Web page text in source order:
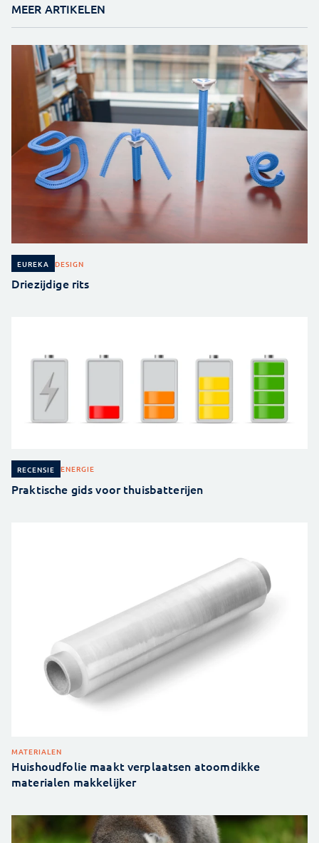
MEER ARTIKELEN
EUREKA DESIGN
Driezijdige rits
RECENSIE ENERGIE
Praktische gids voor thuisbatterijen
MATERIALEN
Huishoudfolie maakt verplaatsen atoomdikke
materialen makkelijker